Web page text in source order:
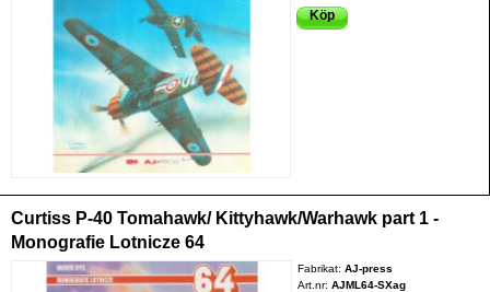
Köp
Curtiss P-40 Tomahawk/ Kittyhawk/Warhawk part 1 -
Monografie Lotnicze 64
Fabrikat: AJ-press
Art.nr: AJML64-SXag